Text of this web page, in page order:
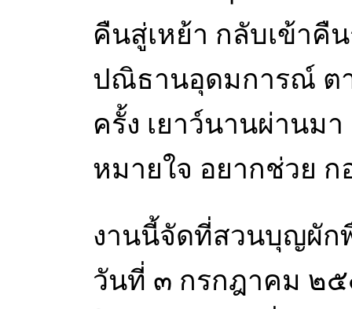
คืนสู่เหย้า กลับเข้าคื
ปณิธานอุดมการณ์ ต
ครั้ง เยาว์นานผ่านม
หมายใจ อยากช่วย
งานนี้จัดที่สวนบุญผัก
วันที่ ๓ กรกฎาคม ๒